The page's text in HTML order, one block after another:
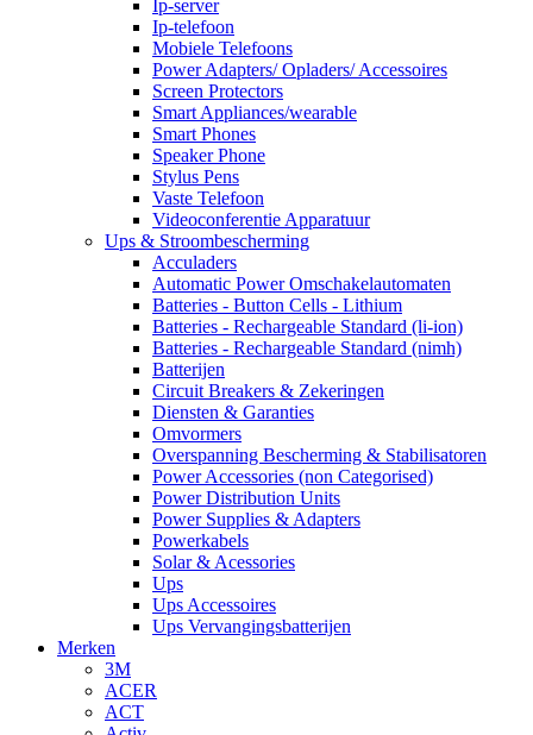
Ip-server
Ip-telefoon
Mobiele Telefoons
Power Adapters/ Opladers/ Accessoires
Screen Protectors
Smart Appliances/wearable
Smart Phones
Speaker Phone
Stylus Pens
Vaste Telefoon
Videoconferentie Apparatuur
Ups & Stroombescherming
Acculaders
Automatic Power Omschakelautomaten
Batteries - Button Cells - Lithium
Batteries - Rechargeable Standard (li-ion)
Batteries - Rechargeable Standard (nimh)
Batterijen
Circuit Breakers & Zekeringen
Diensten & Garanties
Omvormers
Overspanning Bescherming & Stabilisatoren
Power Accessories (non Categorised)
Power Distribution Units
Power Supplies & Adapters
Powerkabels
Solar & Acessories
Ups
Ups Accessoires
Ups Vervangingsbatterijen
Merken
3M
ACER
ACT